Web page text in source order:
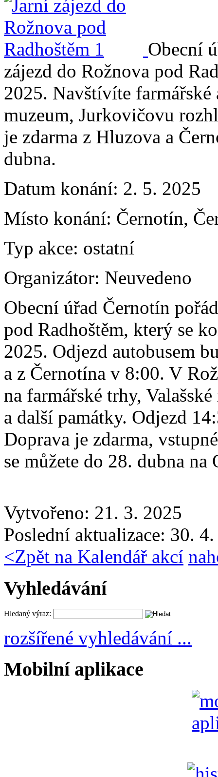
Obecní
zájezd do Rožnova pod
2025. Navštívíte farmářské
muzeum, Jurkovičovu
je zdarma z Hluzova a
dubna.
Datum konání: 2. 5. 2025
Místo konání: Černotín,
Typ akce: ostatní
Organizátor: Neuvedeno
Obecní úřad Černotín
pod Radhoštěm, který se
2025. Odjezd autobusem
a z Černotína v 8:00. V
na farmářské trhy,
a další památky. Odjezd
Doprava je zdarma,
se můžete do 28. dubna na
Vytvořeno: 21. 3. 2025
Poslední aktualizace: 30.
<Zpět na Kalendář akcí
Vyhledávání
Hledaný výraz:
rozšířené vyhledávání ...
Mobilní aplikace